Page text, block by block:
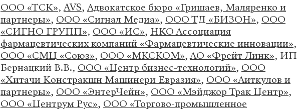
ООО «ТСК»,AVS,Адвокатское бюро «Гришаев, Маляренко и
партнеры», ООО «Сигнал Медиа», ООО ТД «БИЗОН», ООО
«СИГНО ГРУПП», ООО «ИС», НКО Ассоциация
фармацевтических компаний «Фармацевтические инновации»,
ООО «СМЦ «Союз», ООО «МКСКОМ»,АО «Фрейт Линк», ИП
Бернацкий В.В., ООО «Центр бизнес-технологий», ООО
«Хитачи Констракшн Машинери Евразия», ООО «Аиткулов и
партнеры», ООО «ЭнтерЧейн», ООО «Мэйджор Трак Центр»,
ООО «Центрум Рус», ООО «Торгово-промышленное